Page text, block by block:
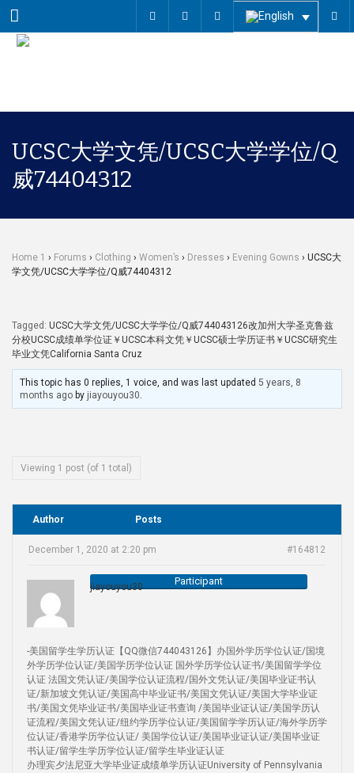
Menu
UCSC大学文凭/UCSC大学学位/Q
威74404312
Home 1 › Forums › Clothing › Women’s › Dresses › Evening Gowns › UCSC大
学文凭/UCSC大学学位/Q威74404312
Tagged: UCSC大学文凭/UCSC大学学位/Q威744043126改加州大学圣克鲁兹
分校UCSC成绩单学位证￥UCSC本科文凭￥UCSC硕士学历证书￥UCSC研究生
毕业文凭California Santa Cruz
This topic has 0 replies, 1 voice, and was last updated5 years, 8
months ago by jiayouyou30.
Viewing 1 post (of 1 total)
Author Posts
December 1, 2020 at 2:20 pm #164812
jiayouyou30 Participant
-美国留学生学历认证【QQ微信744043126】办国外学历学位认证/国境
外学历学位认证/美国学历学位认证 国外学历学位认证书/美国留学学位
认证 法国文凭认证/美国学位认证流程/国外文凭认证/美国毕业证书认
证/新加坡文凭认证/美国高中毕业证书/美国文凭认证/美国大学毕业证
书/美国文凭毕业证书/美国毕业证书查询 /美国毕业证认证/美国学历认
证流程/美国文凭认证/纽约学历学位认证/美国留学学历认证/海外学历学
位认证/香港学历学位认证/ 美国学位认证/美国毕业证认证/美国毕业证
书认证/留学生学历学位认证/留学生毕业证认证
办理宾夕法尼亚大学毕业证成绩单学历认证University of Pennsylvania